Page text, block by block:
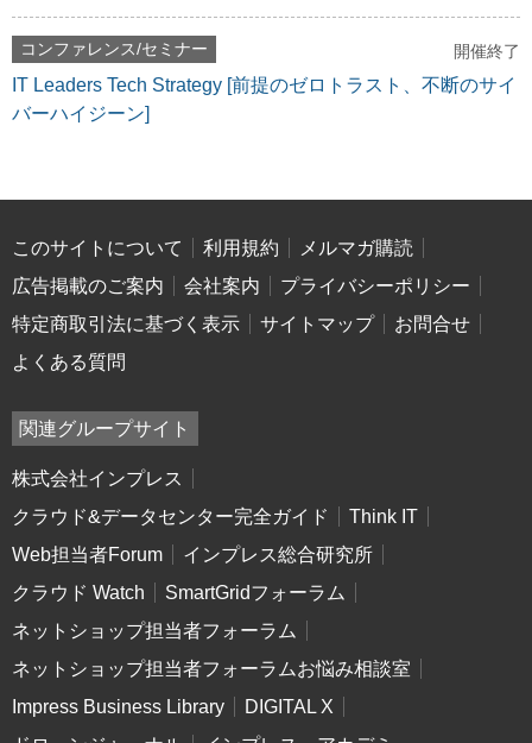
コンファレンス/セミナー 開催終了
IT Leaders Tech Strategy [前提のゼロトラスト、不断のサイ
バーハイジーン]
このサイトについて 利用規約
メルマガ購読
広告掲載のご案内
会社案内
プライバシーポリシー
特定商取引法に基づく表示
サイトマップ
お問合せ
よくある質問
関連グループサイト
株式会社インプレス
クラウド&データセンター完全ガイド
Think IT
Web担当者Forum
インプレス総合研究所
クラウド Watch
SmartGridフォーラム
ネットショップ担当者フォーラム
ネットショップ担当者フォーラムお悩み相談室
Impress Business Library
DIGITAL X